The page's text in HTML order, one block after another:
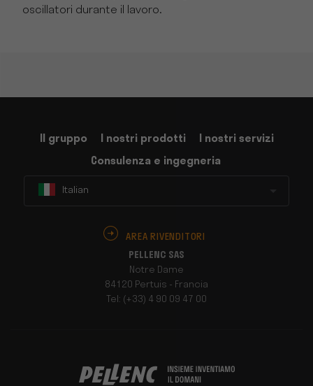
oscillatori durante il lavoro.
Il gruppo I nostri prodotti
I nostri servizi
Consulenza e ingegneria
Italian
AREA RIVENDITORI
PELLENC SAS
Notre Dame
84120 Pertuis - Francia
Tel: (+33) 4 90 09 47 00